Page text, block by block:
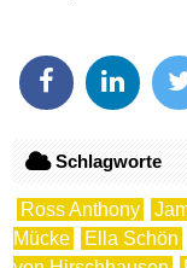
Schlagworte
Ross Anthony
Mücke
Ella Schön